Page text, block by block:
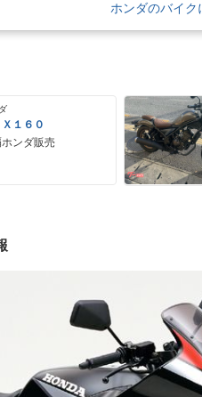
ホンダのバイク
Ｘ１６０
ンダ販売